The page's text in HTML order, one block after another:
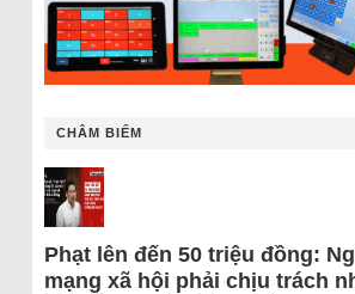
CHÂM BIẾM
Phạt lên đến 50 triệu đồng:
mạng xã hội phải chịu trách